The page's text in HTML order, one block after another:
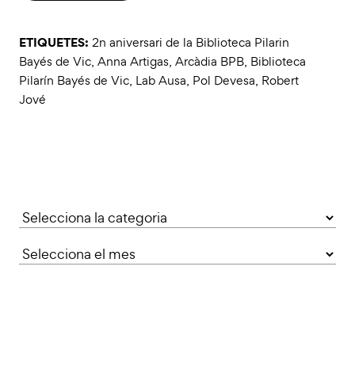
ETIQUETES: 2n aniversari de la Biblioteca Pilarin
Bayés de Vic, Anna Artigas, Arcàdia BPB, Biblioteca
Pilarín Bayés de Vic, Lab Ausa, Pol Devesa, Robert
Jové
Categories